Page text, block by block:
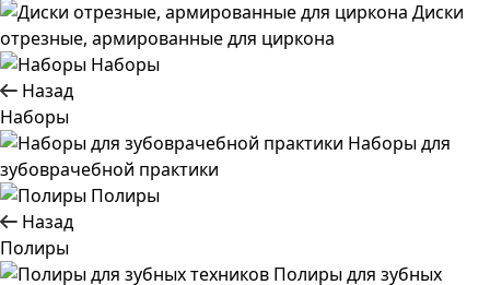
Диски
отрезные, армированные для циркона
Наборы
Назад
Наборы
Наборы для
зубоврачебной практики
Полиры
Назад
Полиры
Полиры для зубных